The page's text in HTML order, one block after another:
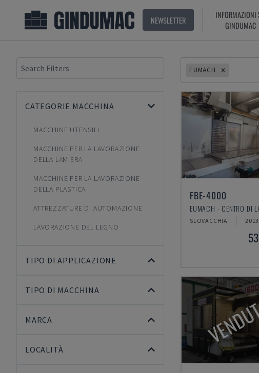
NEWSLETTER
INFORMAZIONI
GINDUMAC
CATEGORIE MACCHINA
MACCHINE UTENSILI
MACCHINE PER LA LAVORAZIONE
DELLA LAMIERA
MACCHINE PER LA LAVORAZIONE
DELLA PLASTICA
ATTREZZATURE DI AUTOMAZIONE
LAVORAZIONE DEL LEGNO
TIPO DI APPLICAZIONE
TIPO DI MACCHINA
MARCA
LOCALITÀ
EUMACH
FBE-4000
SLOVACCHIA 2013